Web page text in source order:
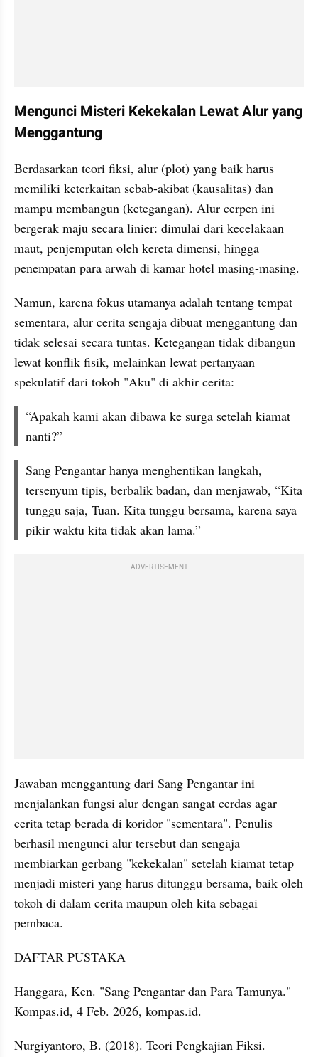
Mengunci Misteri Kekekalan Lewat Alur yang
Menggantung
Berdasarkan teori fiksi, alur (plot) yang baik harus
memiliki keterkaitan sebab-akibat (kausalitas) dan
mampu membangun (ketegangan). Alur cerpen ini
bergerak maju secara linier: dimulai dari kecelakaan
maut, penjemputan oleh kereta dimensi, hingga
penempatan para arwah di kamar hotel masing-masing.
Namun, karena fokus utamanya adalah tentang tempat
sementara, alur cerita sengaja dibuat menggantung dan
tidak selesai secara tuntas. Ketegangan tidak dibangun
lewat konflik fisik, melainkan lewat pertanyaan
spekulatif dari tokoh "Aku" di akhir cerita:
“Apakah kami akan dibawa ke surga setelah kiamat
nanti?”
Sang Pengantar hanya menghentikan langkah,
tersenyum tipis, berbalik badan, dan menjawab, “Kita
tunggu saja, Tuan. Kita tunggu bersama, karena saya
pikir waktu kita tidak akan lama.”
ADVERTISEMENT
Jawaban menggantung dari Sang Pengantar ini
menjalankan fungsi alur dengan sangat cerdas agar
cerita tetap berada di koridor "sementara". Penulis
berhasil mengunci alur tersebut dan sengaja
membiarkan gerbang "kekekalan" setelah kiamat tetap
menjadi misteri yang harus ditunggu bersama, baik oleh
tokoh di dalam cerita maupun oleh kita sebagai
pembaca.
DAFTAR PUSTAKA
Hanggara, Ken. "Sang Pengantar dan Para Tamunya."
Kompas.id, 4 Feb. 2026, kompas.id.
Nurgiyantoro, B. (2018). Teori Pengkajian Fiksi.